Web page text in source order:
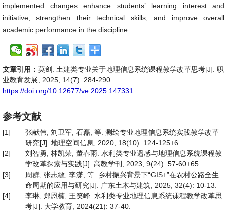
implemented changes enhance students’ learning interest and
initiative, strengthen their technical skills, and improve overall
academic performance in the discipline.
文章引用： 莫剑. 土建类专业关于地理信息系统课程教学改革思考[J]. 职
业教育发展, 2025, 14(7): 284-290.
https://doi.org/10.12677/ve.2025.147331
参考文献
[1]
张献伟, 刘卫军, 石磊, 等. 测绘专业地理信息系统实践教学改革
研究[J]. 地理空间信息, 2020, 18(10): 124-125+6.
[2]
刘智勇, 林凯荣, 董春雨. 水利类专业遥感与地理信息系统课程教
学改革探索与实践[J]. 高教学刊, 2023, 9(24): 57-60+65.
[3]
周群, 张志敏, 李潇, 等. 乡村振兴背景下“GIS+”在农村公路全生
命周期的应用与研究[J]. 广东土木与建筑, 2025, 32(4): 10-13.
[4]
李琳, 郑恩楠, 王笑峰. 水利类专业地理信息系统课程教学改革思
考[J]. 大学教育, 2024(21): 37-40.